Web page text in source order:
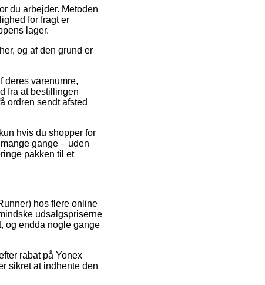
du arbejder. Metoden
for fragt er
lager.
og af den grund er
deres varenumre,
fra at bestillingen
ordren sendt afsted
hvis du shopper for
gange – uden
pakken til et
hos flere online
udsalgspriserne
og endda nogle gange
rabat på Yonex
sikret at indhente den